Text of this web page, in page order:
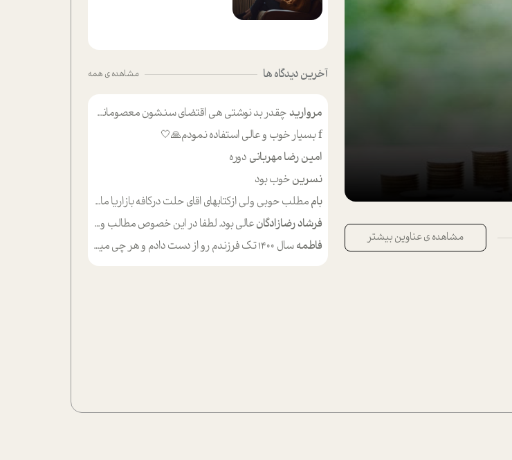
مشاهده ی عناوین بیشتر
آخرین دیدگاه ها مشاهده ی همه
مرواریدچقدر بد نوشتی هی اقتضای سنشون معصومانه این اون خلی؟نکنه تا چهل سالگی پوشکت میکردن و شیر میخوردی که به اینا میگی کودک
fبسیار خوب و عالی استفاده نمودم🙏🤍
امین رضا مهربانی دوره
نسرینخوب بود
باممطلب حوبی ولی ازکتابهای اقای حلت درکافه بازاریا مایکت میزاشتن رایگان خوب بود ولی هرکدام خلاصه شده ش تومجله از طریق سایت هم خوبه اینکه درزیر اخرصفحه گذاشته شده خب ادم خبره میره نصب میکنه میخونه ولی هرکسی گوشیش ظرفیتش نداره باتشکر
فرشاد رضازادگانعالی بود. لطفا در این خصوص مطالب و مثال های بیشتر ی ارایه دهید
فاطمهسال ۱۴۰۰ تک فرزندم رو از دست دادم و هر چی میگذره حالم بدتر میشه و دلتنگتر تنایی رو ترجیح دادم و معاشرت برام سخت شده